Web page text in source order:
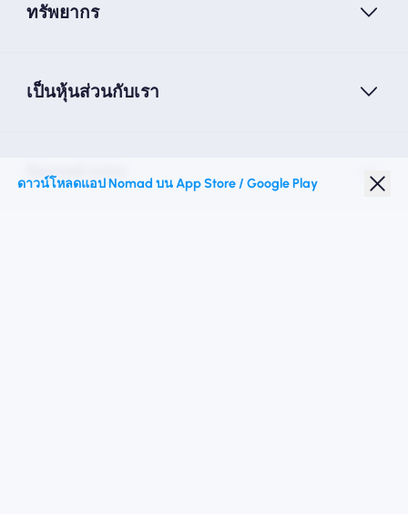
ทรัพยากร
เป็นหุ้นส่วนกับเรา
Nomad esim
ดาวน์โหลดแอป Nomad บน App Store / Google Play